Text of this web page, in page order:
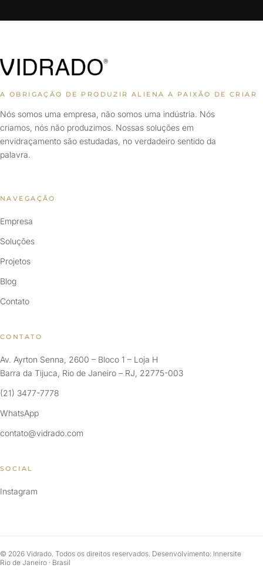
A OBRIGAÇÃO DE PRODUZIR ALIENA A PAIXÃO DE CRIAR
Nós somos uma empresa, não somos uma indústria. Nós
criamos, nós não produzimos. Nossas soluções em
envidraçamento são estudadas, no verdadeiro sentido da
palavra.
NAVEGAÇÃO
Empresa
Soluções
Projetos
Blog
Contato
CONTATO
Av. Ayrton Senna, 2600 – Bloco 1 – Loja H
Barra da Tijuca, Rio de Janeiro – RJ, 22775-003
(21) 3477-7778
WhatsApp
contato@vidrado.com
SOCIAL
Instagram
© 2026 Vidrado. Todos os direitos reservados. Desenvolvimento: Innersite
Rio de Janeiro · Brasil